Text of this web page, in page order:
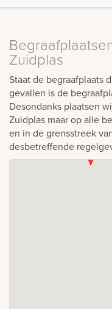
Zuidplas
Staat de begraafplaats
gevallen is de
Desondanks plaatsen
Zuidplas maar op alle
en in de grensstreek
desbetreffende